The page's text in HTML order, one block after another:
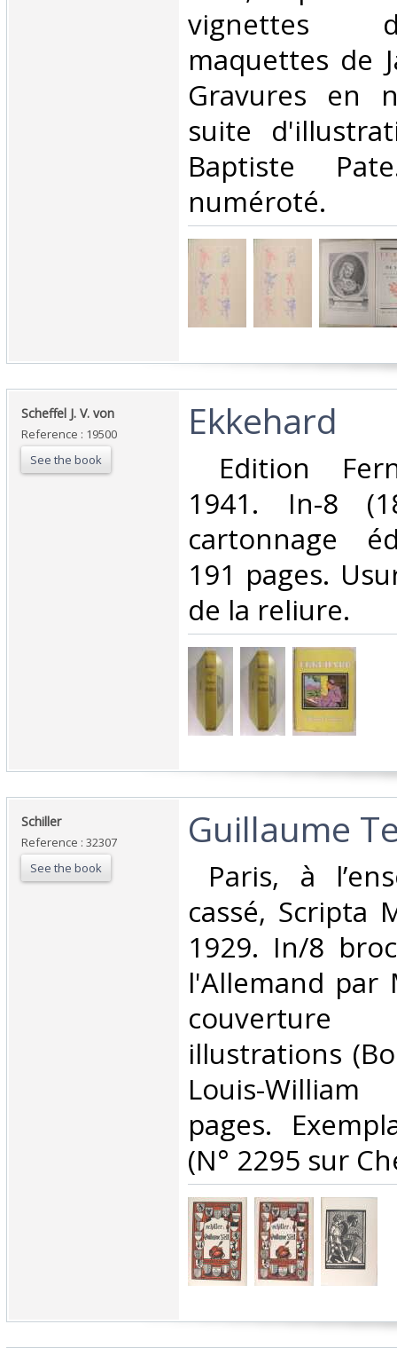
vignettes
maquettes de
Gravures en
suite
Baptiste
numéroté.‎
‎Scheffel J. V. von‎
Reference : 19500
See the book
‎Ekkehard‎
Edition
1941. In-8
cartonnage
191 pages.
de la reliure.‎
‎Schiller‎
Reference : 32307
See the book
‎Guillaume
Paris, à
cassé, Scripta
1929. In/8
l'Allemand par
illustrations
Louis-
pages.
(N° 2295 sur